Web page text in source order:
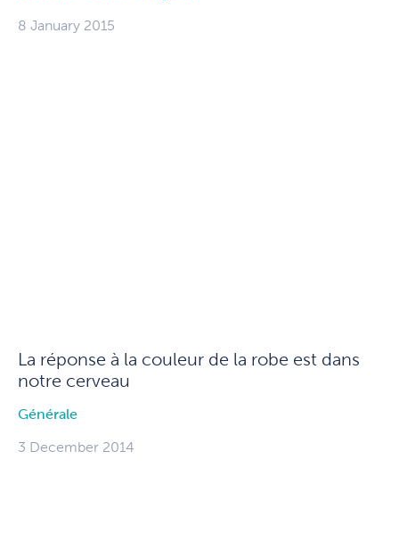
8 January 2015
La réponse à la couleur de la robe est dans
notre cerveau
Générale
3 December 2014